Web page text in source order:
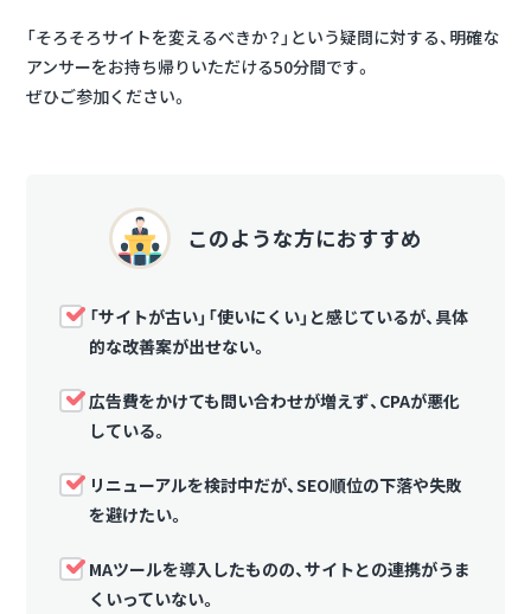
「そろそろサイトを変えるべきか？」という疑問に対する、明確な
アンサーをお持ち帰りいただける50分間です。
ぜひご参加ください。
このような方におすすめ
「サイトが古い」「使いにくい」と感じているが、具体
的な改善案が出せない。
広告費をかけても問い合わせが増えず、CPAが悪化
している。
リニューアルを検討中だが、SEO順位の下落や失敗
を避けたい。
MAツールを導入したものの、サイトとの連携がうま
くいっていない。